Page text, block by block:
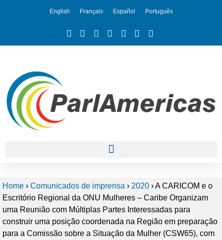
English Français Español Português
Home › Comunicados de imprensa › 2020 ›A CARICOM e o
Escritório Regional da ONU Mulheres – Caribe Organizam
uma Reunião com Múltiplas Partes Interessadas para
construir uma posição coordenada na Região em preparação
para a Comissão sobre a Situação da Mulher (CSW65), com